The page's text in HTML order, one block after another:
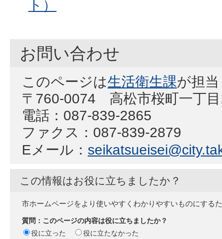
ト）
お問い合わせ
このページは生活衛生課が担
〒760-0074 高松市桜町一丁
電話：087-839-2865
ファクス：087-839-2879
Eメール：
この情報はお役に立ちましたか？
市ホームページをより使いやすくわかりやすいものにする
質問：このページの内容は役に立ちましたか？
役に立った
役に立たなかった